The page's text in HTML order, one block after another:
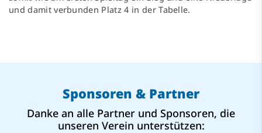
und damit verbunden Platz 4 in der Tabelle.
Sponsoren & Partner
Danke an alle Partner und Sponsoren, die
unseren Verein unterstützen: